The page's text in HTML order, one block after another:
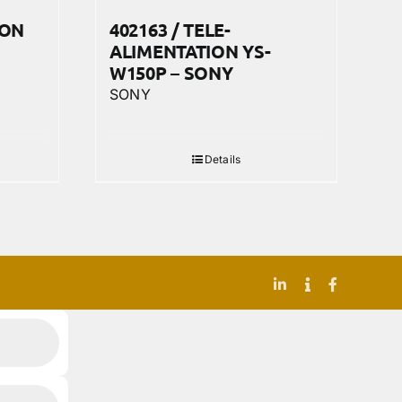
402163 / TELE-
ALIMENTATION YS-
W150P – SONY
SONY
Details
LinkedIn
Indeed